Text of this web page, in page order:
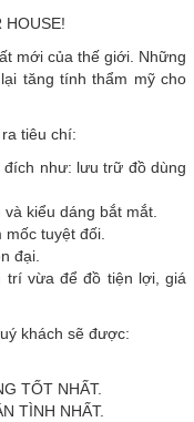
HOUSE!
mới của thế giới. Những
tăng tính thẩm mỹ cho
tiêu chí:
như: lưu trữ đồ dùng
kiểu dáng bắt mắt.
tuyệt đối.
đại.
trí vừa để đồ tiện lợi, giá
khách sẽ được:
TỐT NHẤT.
TÌNH NHẤT.